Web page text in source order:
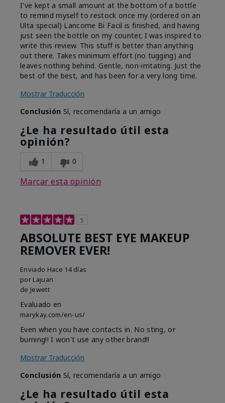
I've kept a small amount at the bottom of a bottle
to remind myself to restock once my (ordered on an
Ulta special) Lancome Bi Facil is finished, and having
just seen the bottle on my counter, I was inspired to
write this review. This stuff is better than anything
out there. Takes minimum effort (no tugging) and
leaves nothing behind. Gentle, non-irritating. Just the
best of the best, and has been for a very long time.
Mostrar Traducción
Conclusión Sí, recomendaría a un amigo
¿Le ha resultado útil esta
opinión?
1 0
Marcar esta opinión
5
ABSOLUTE BEST EYE MAKEUP
REMOVER EVER!
Enviado Hace 14 días
por Lajuan
de Jewett
Evaluado en
marykay.com/en-us/
Even when you have contacts in. No sting, or
burning!! I won't use any other brand!!
Mostrar Traducción
Conclusión Sí, recomendaría a un amigo
¿Le ha resultado útil esta